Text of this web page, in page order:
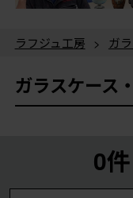
ラフジュ工房 > ガ
ガラスケース
0件